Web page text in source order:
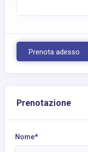
Prenota adesso
Prenotazione
Nome*